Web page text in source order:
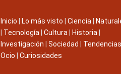
Inicio Lo más visto Ciencia
Tecnología Cultura Historia
Investigación
Sociedad Tendencias
Ocio
Curiosidades